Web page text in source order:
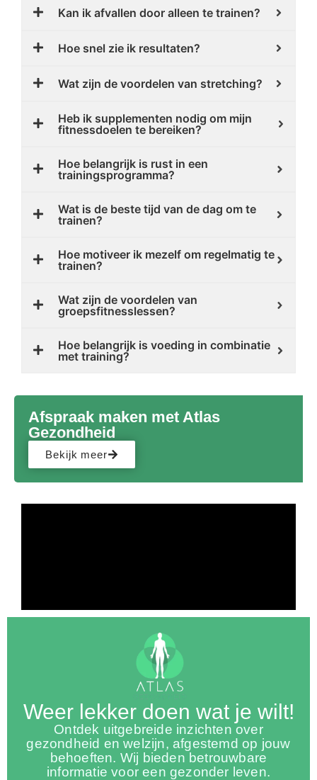
Kan ik afvallen door alleen te trainen?
Hoe snel zie ik resultaten?
Wat zijn de voordelen van stretching?
Heb ik supplementen nodig om mijn
fitnessdoelen te bereiken?
Hoe belangrijk is rust in een
trainingsprogramma?
Wat is de beste tijd van de dag om te
trainen?
Hoe motiveer ik mezelf om regelmatig te
trainen?
Wat zijn de voordelen van
groepsfitnesslessen?
Hoe belangrijk is voeding in combinatie
met training?
Afspraak maken met Atlas
Gezondheid
Bekijk meer
Weer lekker doen wat je wilt!
Ontdek uitgebreide inzichten over
gezondheid en welzijn, afgestemd op jouw
behoeften. Wij bieden betrouwbare
informatie voor een gezonder leven.